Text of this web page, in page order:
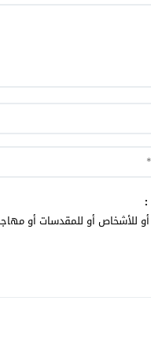
للأشخاص أو للمقدسات أو